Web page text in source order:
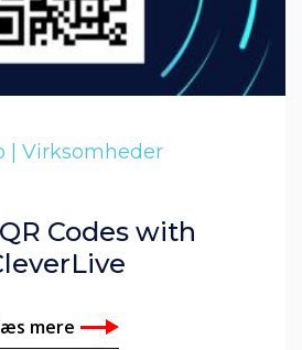
| Virksomheder
Codes with
mere